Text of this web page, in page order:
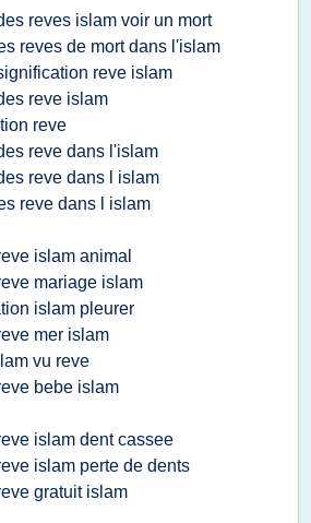
reves islam voir un mort
reves de mort dans l'islam
reve islam
reve islam
reve
reve dans l'islam
reve dans l islam
reve dans l islam
islam animal
mariage islam
islam pleurer
mer islam
vu reve
bebe islam
islam dent cassee
islam perte de dents
gratuit islam